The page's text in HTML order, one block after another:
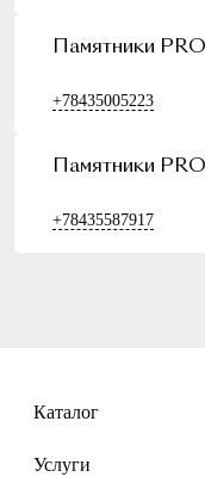
Памятники
+78435005223
Памятники
+78435587917
Каталог
Услуги